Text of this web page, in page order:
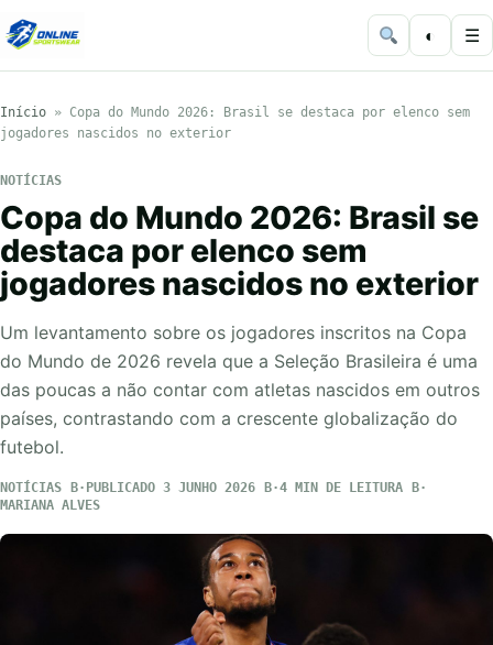
◐ ☰
Início » Copa do Mundo 2026: Brasil se destaca por elenco sem
jogadores nascidos no exterior
NOTÍCIAS
Copa do Mundo 2026: Brasil se
destaca por elenco sem
jogadores nascidos no exterior
Um levantamento sobre os jogadores inscritos na Copa
do Mundo de 2026 revela que a Seleção Brasileira é uma
das poucas a não contar com atletas nascidos em outros
países, contrastando com a crescente globalização do
futebol.
NOTÍCIAS PUBLICADO 3 JUNHO 2026
4 MIN DE LEITURA
MARIANA ALVES